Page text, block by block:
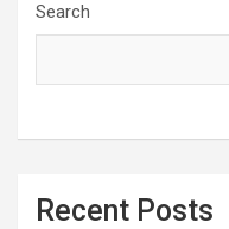
Search
Recent Posts